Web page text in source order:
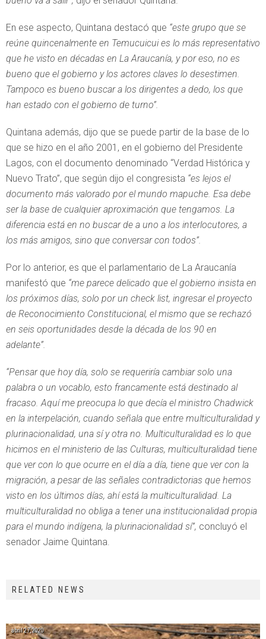
En ese aspecto, Quintana destacó que “este grupo que se
reúne quincenalmente en Temucuicui es lo más representativo
que he visto en décadas en La Araucanía, y por eso, no es
bueno que el gobierno y los actores claves lo desestimen.
Tampoco es bueno buscar a los dirigentes a dedo, los que
han estado con el gobierno de turno”.
Quintana además, dijo que se puede partir de la base de lo
que se hizo en el año 2001, en el gobierno del Presidente
Lagos, con el documento denominado “Verdad Histórica y
Nuevo Trato”, que según dijo el congresista “es lejos el
documento más valorado por el mundo mapuche. Esa debe
ser la base de cualquier aproximación que tengamos. La
diferencia está en no buscar de a uno a los interlocutores, a
los más amigos, sino que conversar con todos”.
Por lo anterior, es que el parlamentario de La Araucanía
manifestó que “me parece delicado que el gobierno insista en
los próximos días, solo por un check list, ingresar el proyecto
de Reconocimiento Constitucional, el mismo que se rechazó
en seis oportunidades desde la década de los 90 en
adelante”.
“Pensar que hoy día, solo se requeriría cambiar solo una
palabra o un vocablo, esto francamente está destinado al
fracaso. Aquí me preocupa lo que decía el ministro Chadwick
en la interpelación, cuando señala que entre multiculturalidad y
plurinacionalidad, una sí yotra no. Multiculturalidad es lo que
hicimos en el ministerio de las Culturas, multiculturalidad tiene
que ver con lo que ocurre en el día a día, tiene que ver con la
migración, a pesar de las señales contradictorias que hemos
visto en los últimos días, ahí está la multiculturalidad. La
multiculturalidad no obliga a tener una institucionalidad propia
para el mundo indígena, la plurinacionalidad sí”, concluyó el
senador Jaime Quintana.
RELATED NEWS
abril 27, 2020